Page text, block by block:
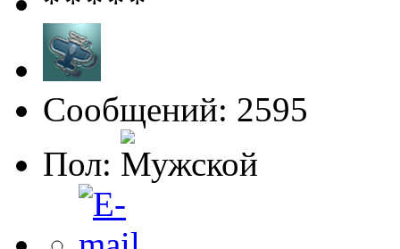
Сообщений: 2595
Пол: